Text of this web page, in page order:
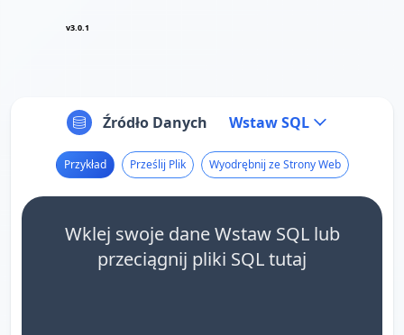
v3.0.1
Źródło Danych Wstaw SQL
Przykład Prześlij Plik Wyodrębnij ze Strony Web
Wklej swoje dane Wstaw SQL lub
przeciągnij pliki SQL tutaj